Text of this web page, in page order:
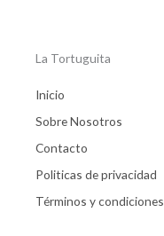
La Tortuguita
Inicio
Sobre Nosotros
Contacto
Politicas de privacidad
Términos y condiciones